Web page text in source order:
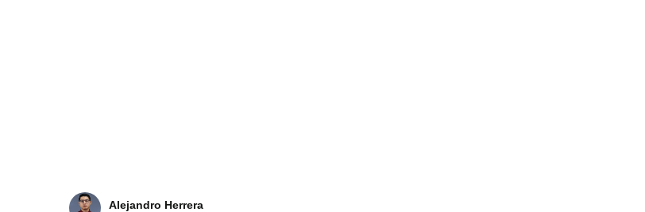
Alejandro Herrera